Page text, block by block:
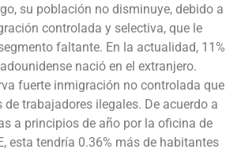
su población no disminuye, debido a
controlada y selectiva, que le
faltante. En la actualidad, 11%
nació en el extranjero.
fuerte inmigración no controlada que
de trabajadores ilegales. De acuerdo a
a principios de año por la oficina de
esta tendría 0.36% más de habitantes